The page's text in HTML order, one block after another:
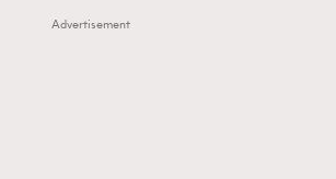
Advertisement